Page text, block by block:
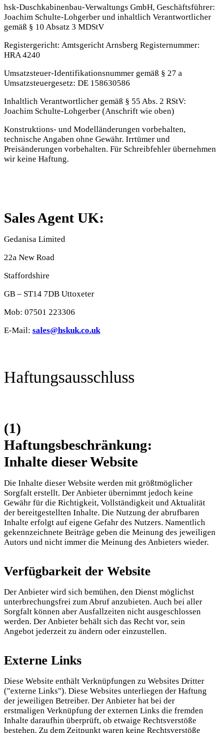
hsk-Duschkabinenbau-Verwaltungs GmbH, Geschäftsführer:
Joachim Schulte-Lohgerber und inhaltlich Verantwortlicher
gemäß § 10 Absatz 3 MDStV
Registergericht: Amtsgericht Arnsberg Registernummer:
HRA 4240
Umsatzsteuer-Identifikationsnummer gemäß § 27 a
Umsatzsteuergesetz: DE 158630586
Inhaltlich Verantwortlicher gemäß § 55 Abs. 2 RStV:
Joachim Schulte-Lohgerber (Anschrift wie oben)
Konstruktions- und Modelländerungen vorbehalten,
technische Angaben ohne Gewähr. Irrtümer und
Preisänderungen vorbehalten. Für Schreibfehler übernehmen
wir keine Haftung.
Sales Agent UK:
Gedanisa Limited
22a New Road
Staffordshire
GB – ST14 7DB Uttoxeter
Mob: 07501 223306
E-Mail: sales@hskuk.co.uk
Haftungsausschluss
(1)
Haftungsbeschränkung:
Inhalte dieser Website
Die Inhalte dieser Website werden mit größtmöglicher
Sorgfalt erstellt. Der Anbieter übernimmt jedoch keine
Gewähr für die Richtigkeit, Vollständigkeit und Aktualität
der bereitgestellten Inhalte. Die Nutzung der abrufbaren
Inhalte erfolgt auf eigene Gefahr des Nutzers. Namentlich
gekennzeichnete Beiträge geben die Meinung des jeweiligen
Autors und nicht immer die Meinung des Anbieters wieder.
Verfügbarkeit der Website
Der Anbieter wird sich bemühen, den Dienst möglichst
unterbrechungsfrei zum Abruf anzubieten. Auch bei aller
Sorgfalt können aber Ausfallzeiten nicht ausgeschlossen
werden. Der Anbieter behält sich das Recht vor, sein
Angebot jederzeit zu ändern oder einzustellen.
Externe Links
Diese Website enthält Verknüpfungen zu Websites Dritter
("externe Links"). Diese Websites unterliegen der Haftung
der jeweiligen Betreiber. Der Anbieter hat bei der
erstmaligen Verknüpfung der externen Links die fremden
Inhalte daraufhin überprüft, ob etwaige Rechtsverstöße
bestehen. Zu dem Zeitpunkt waren keine Rechtsverstöße